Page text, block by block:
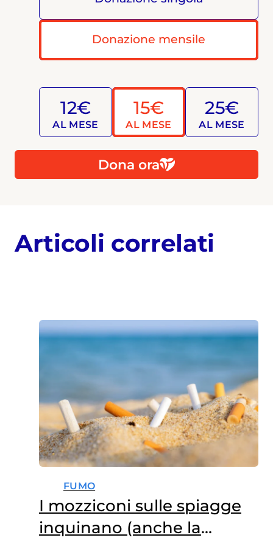
Donazione mensile
12€
AL MESE
15€
AL MESE
25€
AL MESE
Dona ora
Articoli correlati
FUMO
I mozziconi sulle spiagge
inquinano (anche la